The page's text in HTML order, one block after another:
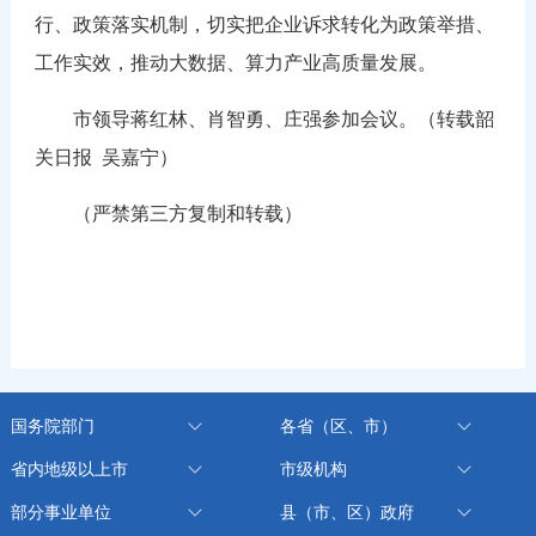
行、政策落实机制，切实把企业诉求转化为政策举措、
工作实效，推动大数据、算力产业高质量发展。
市领导蒋红林、肖智勇、庄强参加会议。（转载韶
关日报 吴嘉宁）
（严禁第三方复制和转载）
国务院部门 各省（区、市）
省内地级以上市 市级机构
部分事业单位 县（市、区）政府